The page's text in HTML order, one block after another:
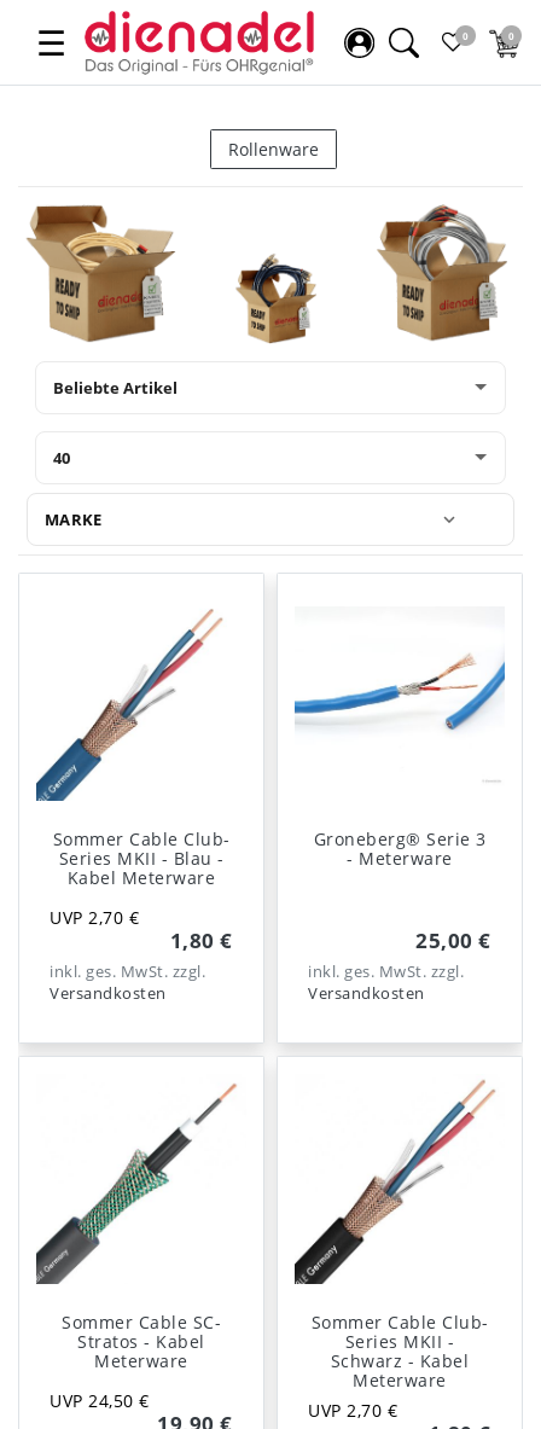
☰ 0 0
Rollenware
MARKE
Sommer Cable Club-
Series MKII - Blau -
Kabel Meterware
UVP 2,70 €
1,80 €
inkl. ges. MwSt. zzgl.
Versandkosten
Groneberg® Serie 3
- Meterware
25,00 €
inkl. ges. MwSt. zzgl.
Versandkosten
Sommer Cable SC-
Stratos - Kabel
Meterware
UVP 24,50 €
19,90 €
Sommer Cable Club-
Series MKII -
Schwarz - Kabel
Meterware
UVP 2,70 €